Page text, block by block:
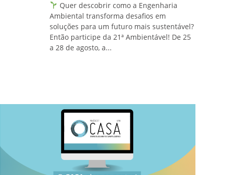
Quer descobrir como a Engenharia
Ambiental transforma desafios em
soluções para um futuro mais sustentável?
Então participe da 21ª Ambientável! De 25
a 28 de agosto, a...